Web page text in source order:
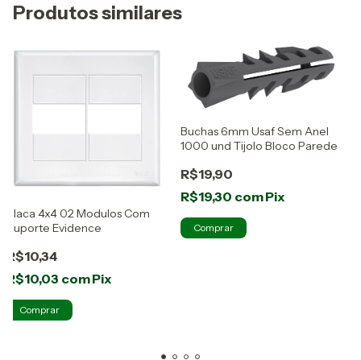
Produtos similares
Placa 4x4 02 Modulos Com
Suporte Evidence
R$10,34
R$10,03 comPix
Buchas 6mm Usaf Sem Anel
1000 und Tijolo Bloco Parede
R$19,90
R$19,30 comPix